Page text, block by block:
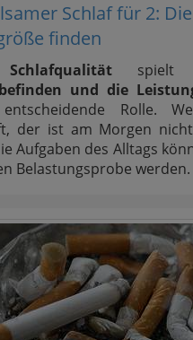
Schlaf für 2:
finden
Schlafqualitätspielt
und die
Rolle.
der ist am Morgen
Aufgaben des Alltags
Belastungsprobe werden.